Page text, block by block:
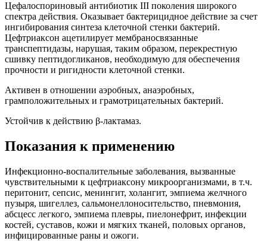
Цефалоспориновый антибиотик III поколения широкого
спектра действия. Оказывает бактерицидное действие за счет
ингибирования синтеза клеточной стенки бактерий.
Цефтриаксон ацетилирует мембраносвязанные
транспептидазы, нарушая, таким образом, перекрестную
сшивку пептидогликанов, необходимую для обеспечения
прочности и ригидности клеточной стенки.
Активен в отношении аэробных, анаэробных,
грамположительных и грамотрицательных бактерий.
Устойчив к действию β-лактамаз.
Показания к применению
Инфекционно-воспалительные заболевания, вызванные
чувствительными к цефтриаксону микроорганизмами, в т.ч.
перитонит, сепсис, менингит, холангит, эмпиема желчного
пузыря, шигеллез, сальмонеллоносительство, пневмония,
абсцесс легкого, эмпиема плевры, пиелонефрит, инфекции
костей, суставов, кожи и мягких тканей, половых органов,
инфицированные раны и ожоги.